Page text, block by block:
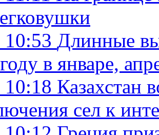
10:53 Длинные
в январе,
10:18 Казахстан
сел к